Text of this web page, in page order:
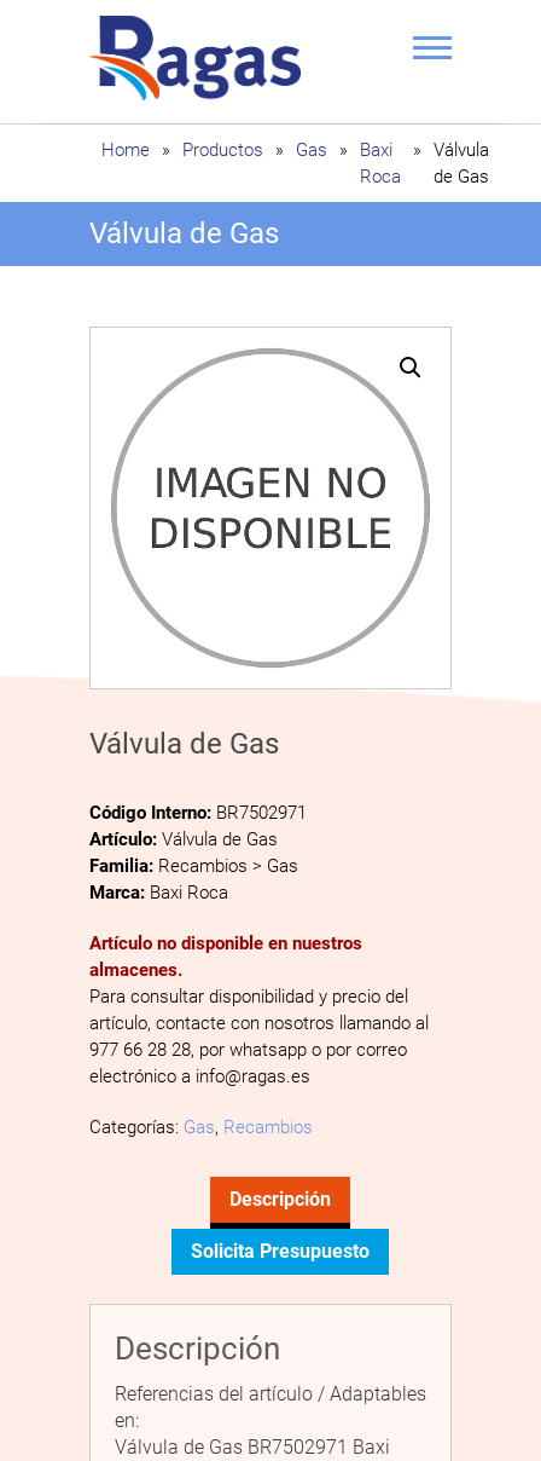
Ragas
Home » Productos » Gas »
Baxi
Roca
»
Válvula
de Gas
Válvula de Gas
Válvula de Gas
Código Interno: BR7502971
Artículo: Válvula de Gas
Familia: Recambios > Gas
Marca: Baxi Roca
Artículo no disponible en nuestros
almacenes.
Para consultar disponibilidad y precio del
artículo, contacte con nosotros llamando al
977 66 28 28, por whatsapp o por correo
electrónico a info@ragas.es
Categorías: Gas, Recambios
Descripción
Solicita Presupuesto
Descripción
Referencias del artículo / Adaptables
en:
Válvula de Gas BR7502971 Baxi